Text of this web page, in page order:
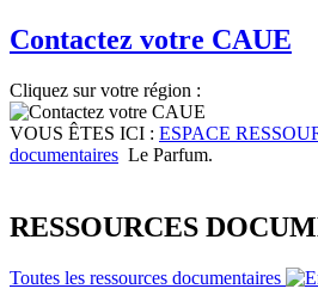
Contactez votre CAUE
Cliquez sur votre région :
VOUS ÊTES ICI : ESPACE
documentaires Le Parfum.
RESSOURCES
Toutes les ressources documentaires